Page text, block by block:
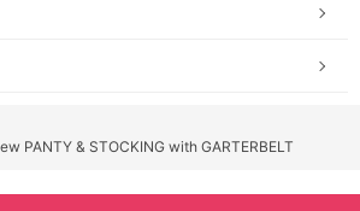
PANTY & STOCKING with GARTERBELT